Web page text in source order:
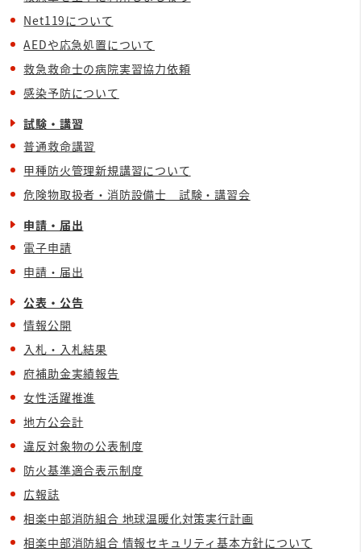
Net119について
AEDや応急処置について
救急救命士の病院実習協力依頼
感染予防について
試験・講習
普通救命講習
甲種防火管理新規講習について
危険物取扱者・消防設備士 試験・講習会
申請・届出
電子申請
申請・届出
公表・公告
情報公開
入札・入札結果
府補助金実績報告
女性活躍推進
地方公会計
違反対象物の公表制度
防火基準適合表示制度
広報誌
相楽中部消防組合 地球温暖化対策実行計画
相楽中部消防組合 情報セキュリティ基本方針について